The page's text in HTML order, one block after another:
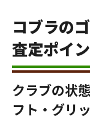
コブラの
査定ポイ
クラブの状
フト・グリッ